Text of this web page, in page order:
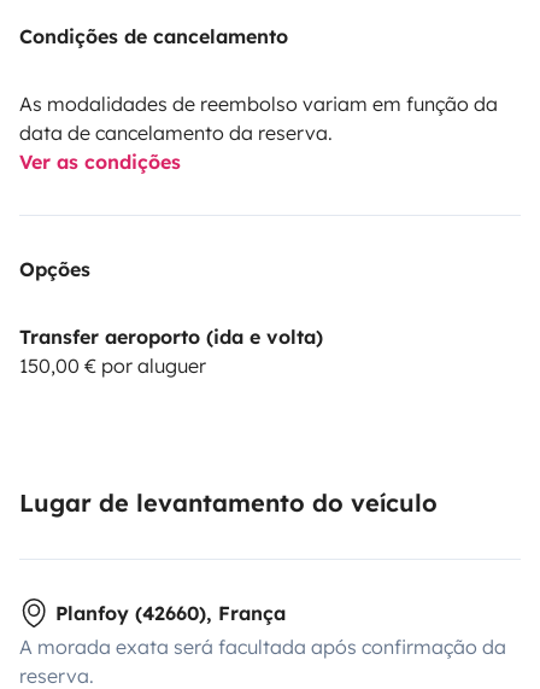
Condições de cancelamento
As modalidades de reembolso variam em função da
data de cancelamento da reserva.
Ver as condições
Opções
Transfer aeroporto (ida e volta)
150,00 € por aluguer
Lugar de levantamento do veículo
Planfoy (42660), França
A morada exata será facultada após confirmação da
reserva.